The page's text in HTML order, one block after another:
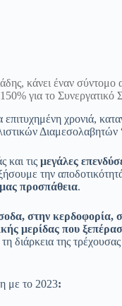
κάνει έναν σύντομο
για το
επιτυχημένη χρονιά,
Διαμεσολαβητών
και τις μεγάλες
την
προσπάθεια.
στην κερδοφορία,
μερίδας που
διάρκεια της
με το 2023: